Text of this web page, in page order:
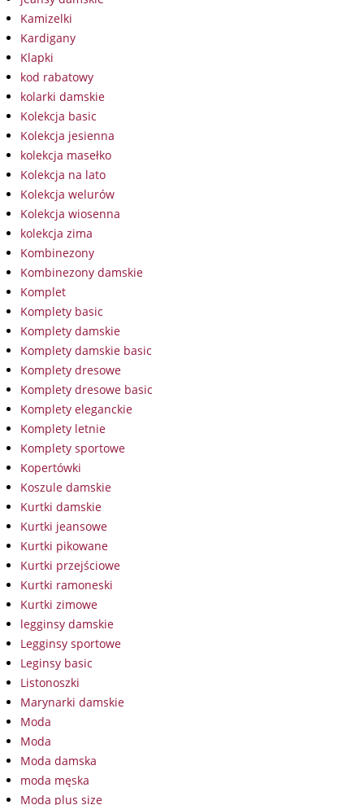
Kamizelki
Kardigany
Klapki
kod rabatowy
kolarki damskie
Kolekcja basic
Kolekcja jesienna
kolekcja masełko
Kolekcja na lato
Kolekcja welurów
Kolekcja wiosenna
kolekcja zima
Kombinezony
Kombinezony damskie
Komplet
Komplety basic
Komplety damskie
Komplety damskie basic
Komplety dresowe
Komplety dresowe basic
Komplety eleganckie
Komplety letnie
Komplety sportowe
Kopertówki
Koszule damskie
Kurtki damskie
Kurtki jeansowe
Kurtki pikowane
Kurtki przejściowe
Kurtki ramoneski
Kurtki zimowe
legginsy damskie
Legginsy sportowe
Leginsy basic
Listonoszki
Marynarki damskie
Moda
Moda
Moda damska
moda męska
Moda plus size